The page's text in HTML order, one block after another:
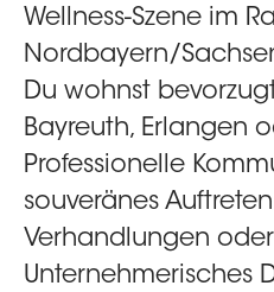
Wellness-Szene im
Nordbayern/
Du wohnst
Bayreuth, Erlangen
Professionelle
souveränes
Verhandlungen
Unternehmerisches